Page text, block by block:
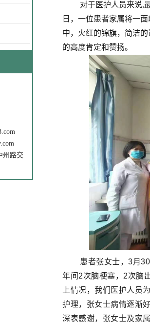
对于医护人员来说,
日，一位患者家属将一
中，火红的锦旗，简洁
的高度肯定和赞扬。
患者张女士，3月
年间2次脑梗塞，2次脑
上情况，我们医护人员
护理，张女士病情逐渐
深表感谢，张女士及家
路交